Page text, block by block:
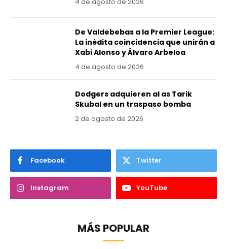
De Valdebebas a la Premier League:
La inédita coincidencia que unirán a
Xabi Alonso y Álvaro Arbeloa
4 de agosto de 2026
Dodgers adquieren al as Tarik
Skubal en un traspaso bomba
2 de agosto de 2026
Facebook Twitter
Instagram YouTube
MÁS POPULAR